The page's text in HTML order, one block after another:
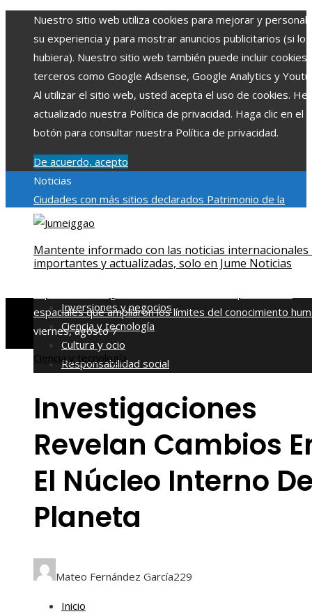
Nuestro sitio web utiliza cookies para mejorar y
su experiencia y para mostrar anuncios publicitarios (si los
hubiera). Nuestro sitio web también puede incluir cookies
terceros como Google Adsense, Google Analytics y
Al utilizar el sitio web, usted acepta el uso de cookies.
actualizado nuestra Política de privacidad. Haga clic en el
botón para consultar nuestra Política de privacidad.
De acuerdo, acepto
Noticias
Ciudades con más sitios declarados Patrimonio de la
Humanidad y su importancia
la inversión productiva y reducir la fragmentación
en Bosnia y Herzegovina
La gran depresión de 1929 y su
espaciales que ampliaron los límites del conocimiento
viernes, agosto 7
Mantente informado con las noticias internacionales
importantes y actualizadas, solo en Jume Noticias
Inversiones y negocios
Ciencia y tecnología
Cultura y ocio
Responsabilidad social
Ciencia y tecnología
Investigaciones
Revelan Cambios
El Núcleo Interno
Planeta
Mateo Fernández García229
Inicio